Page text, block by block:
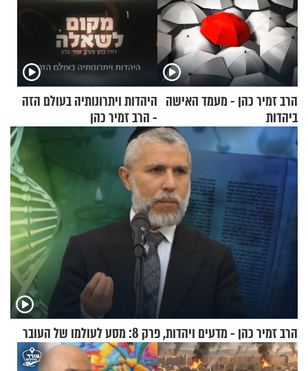
הרב זמיר כהן - מעמד האישה
ביהדות
היהדות ויתרונותיה בעולם הזה
- הרב זמיר כהן
הרב זמיר כהן - מדעים ויהדות, פרק 8: מסע לעולמו של העובר